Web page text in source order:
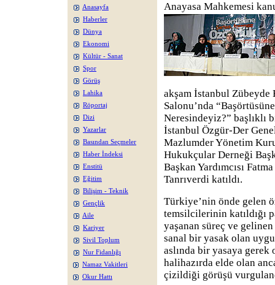
Anasayfa
Haberler
Dünya
Ekonomi
Kültür - Sanat
Spor
Görüş
Lahika
Röportaj
Dizi
Yazarlar
Basından Seçmeler
Haber İndeksi
Enstitü
Eğitim
Bilişim - Teknik
Gençlik
Aile
Kariyer
Sivil Toplum
Nur Fidanlığı
Namaz Vakitleri
Okur Hattı
Anayasa Mahkemesi
akşam İstanbul
Salonu’nda
Neresindeyiz?” başlıklı
İstanbul Özgür-Der
Mazlumder Yönetim
Hukukçular Derneği
Başkan Yardımcısı
Tanrıverdi katıldı.
Türkiye’nin önde gelen
temsilcilerinin katıldığı
yaşanan süreç ve
sanal bir yasak olan
aslında bir yasaya gerek
halihazırda elde olan
çizildiği görüşü